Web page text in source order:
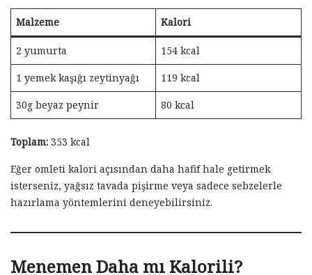
Malzeme Kalori
2 yumurta 154 kcal
1 yemek kaşığı zeytinyağı 119 kcal
30g beyaz peynir 80 kcal
Toplam: 353 kcal
Eğer omleti kalori açısından daha hafif hale getirmek
isterseniz, yağsız tavada pişirme veya sadece sebzelerle
hazırlama yöntemlerini deneyebilirsiniz.
Menemen Daha mı Kalorili?